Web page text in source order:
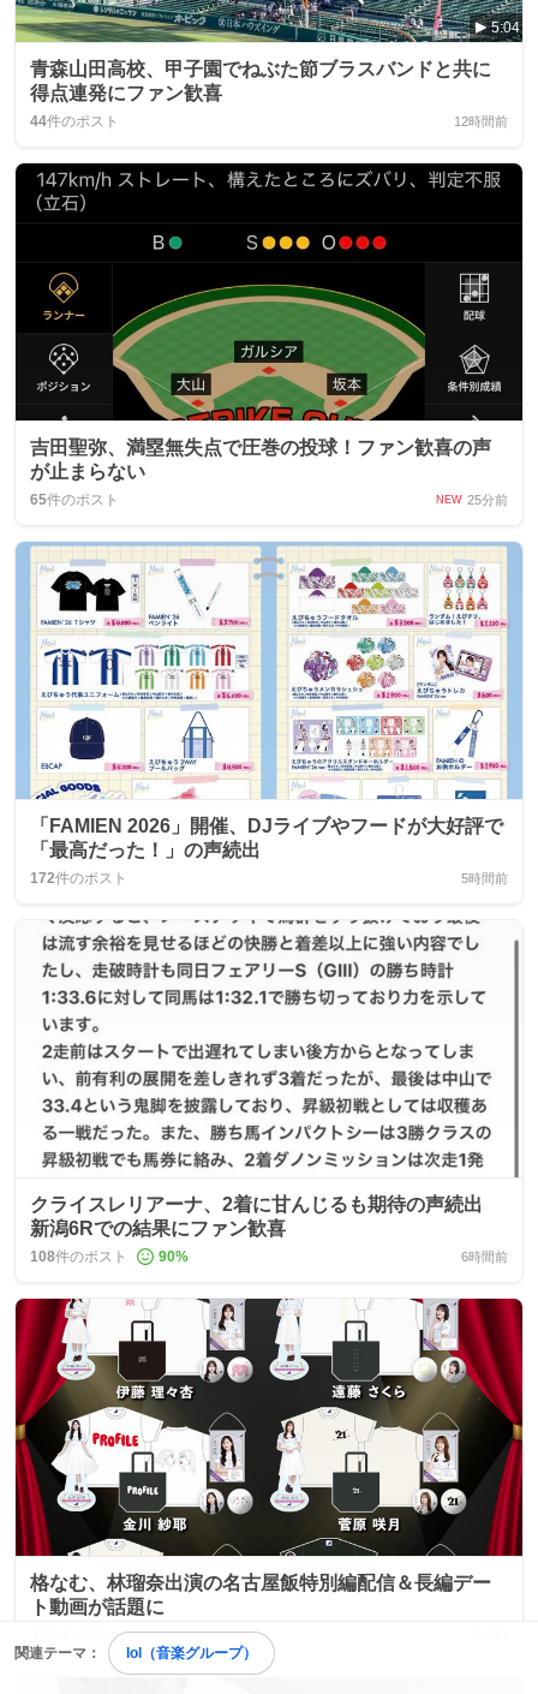
関連テーマ： lol（音楽グループ）
5:04
青森山田高校、甲子園でねぶた節ブラスバンドと共に
得点連発にファン歓喜
44件のポスト 12時間前
吉田聖弥、満塁無失点で圧巻の投球！ファン歓喜の声
が止まらない
65件のポスト NEW 25分前
「FAMIEN 2026」開催、DJライブやフードが大好評で
「最高だった！」の声続出
172件のポスト 5時間前
クライスレリアーナ、2着に甘んじるも期待の声続出
新潟6Rでの結果にファン歓喜
108件のポスト 90% 6時間前
格なむ、林瑠奈出演の名古屋飯特別編配信＆長編デー
ト動画が話題に
件のポスト